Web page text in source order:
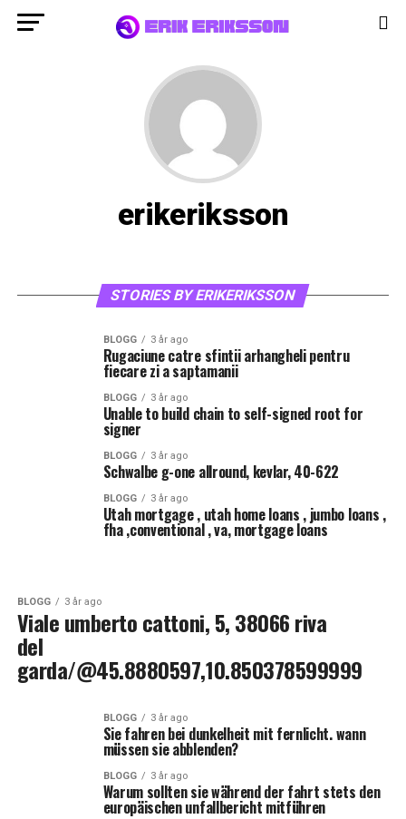
erikeriksson
STORIES BY ERIKERIKSSON
BLOGG 3 år ago
Rugaciune catre sfintii arhangheli pentru
fiecare zi a saptamanii
BLOGG 3 år ago
Unable to build chain to self-signed root for
signer
BLOGG 3 år ago
Schwalbe g-one allround, kevlar, 40-622
BLOGG 3 år ago
Utah mortgage , utah home loans , jumbo loans ,
fha ,conventional , va, mortgage loans
BLOGG 3 år ago
Viale umberto cattoni, 5, 38066 riva
del
garda/@45.8880597,10.850378599999
BLOGG 3 år ago
Sie fahren bei dunkelheit mit fernlicht. wann
müssen sie abblenden?
BLOGG 3 år ago
Warum sollten sie während der fahrt stets den
europäischen unfallbericht mitführen